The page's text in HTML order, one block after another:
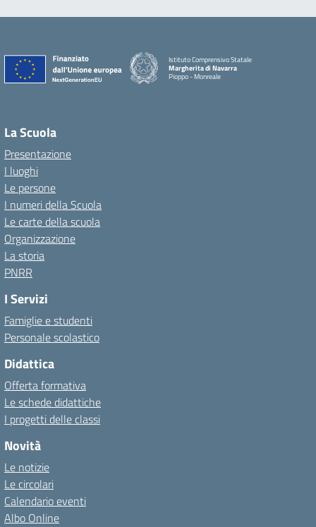
Istituto Comprensivo Statale
Margherita di Navarra
Pioppo - Monreale
La Scuola
Presentazione
I luoghi
Le persone
I numeri della Scuola
Le carte della scuola
Organizzazione
La storia
PNRR
I Servizi
Famiglie e studenti
Personale scolastico
Didattica
Offerta formativa
Le schede didattiche
I progetti delle classi
Novità
Le notizie
Le circolari
Calendario eventi
Albo Online